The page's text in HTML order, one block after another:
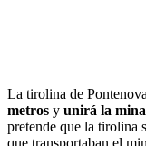
La tirolina de Pontenova
metros y unirá la
pretende que la tirolina
que transportaban el